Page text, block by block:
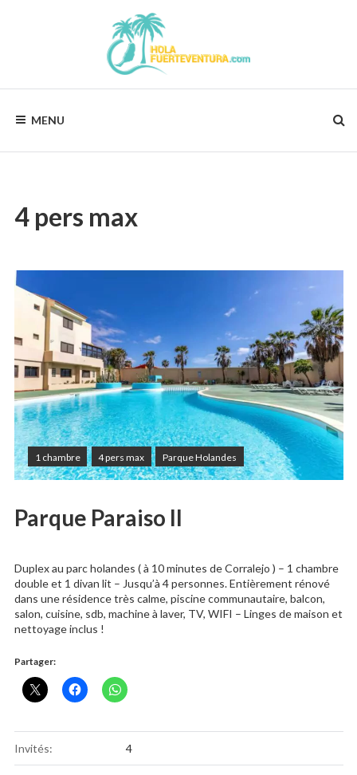
notre
!
MENU
4 pers max
1 chambre 4 pers max Parque Holandes
Parque Paraiso II
Duplex au parc holandes ( à 10 minutes de Corralejo ) – 1 chambre
double et 1 divan lit – Jusqu’à 4 personnes. Entièrement rénové
dans une résidence très calme, piscine communautaire, balcon,
salon, cuisine, sdb, machine à laver, TV, WIFI – Linges de maison et
nettoyage inclus !
Partager:
Invités: 4